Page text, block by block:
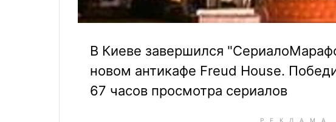
В Киеве завершился
новом антикафе Freud House.
67 часов просмотра сериалов